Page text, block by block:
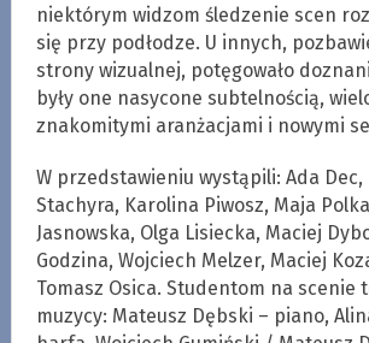
niektórym widzom śledzenie scen
się przy podłodze. U innych,
strony wizualnej, potęgowało
były one nasycone subtelnością,
znakomitymi aranżacjami i nowymi
W przedstawieniu wystąpili: Ada Dec,
Stachyra, Karolina Piwosz, Maja
Jasnowska, Olga Lisiecka, Maciej
Godzina, Wojciech Melzer, Maciej
Tomasz Osica. Studentom na scenie
muzycy: Mateusz Dębski – piano,